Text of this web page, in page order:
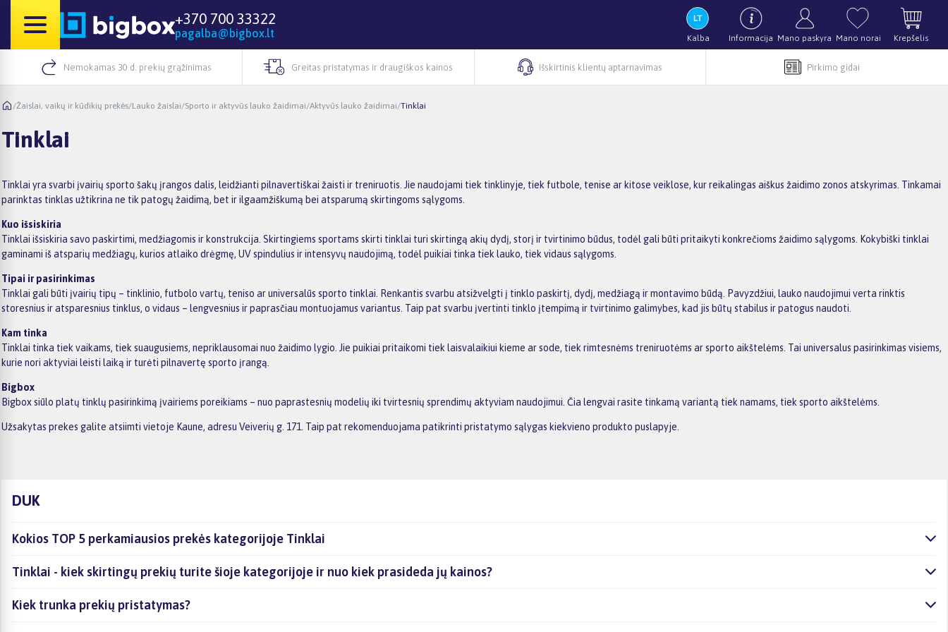
+370 700 33322
pagalba@bigbox.lt Kalba Informacija Mano paskyra Mano norai Krepšelis
Nemokamas 30 d. prekių grąžinimas Greitas pristatymas ir draugiškos kainos Išskirtinis klientų aptarnavimas Pirkimo gidai
/Žaislai, vaikų ir kūdikių prekės/Lauko žaislai/Sporto ir aktyvūs lauko žaidimai/Aktyvūs lauko žaidimai/Tinklai
Tinklai
Tinklai yra svarbi įvairių sporto šakų įrangos dalis, leidžianti pilnavertiškai žaisti ir treniruotis. Jie naudojami tiek tinklinyje, tiek futbole, tenise ar kitose veiklose, kur reikalingas aiškus žaidimo zonos atskyrimas. Tinkamai
parinktas tinklas užtikrina ne tik patogų žaidimą, bet ir ilgaamžiškumą bei atsparumą skirtingoms sąlygoms.
Kuo išsiskiria
Tinklai išsiskiria savo paskirtimi, medžiagomis ir konstrukcija. Skirtingiems sportams skirti tinklai turi skirtingą akių dydį, storį ir tvirtinimo būdus, todėl gali būti pritaikyti konkrečioms žaidimo sąlygoms. Kokybiški tinklai
gaminami iš atsparių medžiagų, kurios atlaiko drėgmę, UV spindulius ir intensyvų naudojimą, todėl puikiai tinka tiek lauko, tiek vidaus sąlygoms.
Tipai ir pasirinkimas
Tinklai gali būti įvairių tipų – tinklinio, futbolo vartų, teniso ar universalūs sporto tinklai. Renkantis svarbu atsižvelgti į tinklo paskirtį, dydį, medžiagą ir montavimo būdą. Pavyzdžiui, lauko naudojimui verta rinktis
storesnius ir atsparesnius tinklus, o vidaus – lengvesnius ir paprasčiau montuojamus variantus. Taip pat svarbu įvertinti tinklo įtempimą ir tvirtinimo galimybes, kad jis būtų stabilus ir patogus naudoti.
Kam tinka
Tinklai tinka tiek vaikams, tiek suaugusiems, nepriklausomai nuo žaidimo lygio. Jie puikiai pritaikomi tiek laisvalaikiui kieme ar sode, tiek rimtesnėms treniruotėms ar sporto aikštelėms. Tai universalus pasirinkimas visiems,
kurie nori aktyviai leisti laiką ir turėti pilnavertę sporto įrangą.
Bigbox
Bigbox siūlo platų tinklų pasirinkimą įvairiems poreikiams – nuo paprastesnių modelių iki tvirtesnių sprendimų aktyviam naudojimui. Čia lengvai rasite tinkamą variantą tiek namams, tiek sporto aikštelėms.
Užsakytas prekes galite atsiimti vietoje Kaune, adresu Veiverių g. 171. Taip pat rekomenduojama patikrinti pristatymo sąlygas kiekvieno produkto puslapyje.
DUK
Kokios TOP 5 perkamiausios prekės kategorijoje Tinklai
Tinklai - kiek skirtingų prekių turite šioje kategorijoje ir nuo kiek prasideda jų kainos?
Kiek trunka prekių pristatymas?